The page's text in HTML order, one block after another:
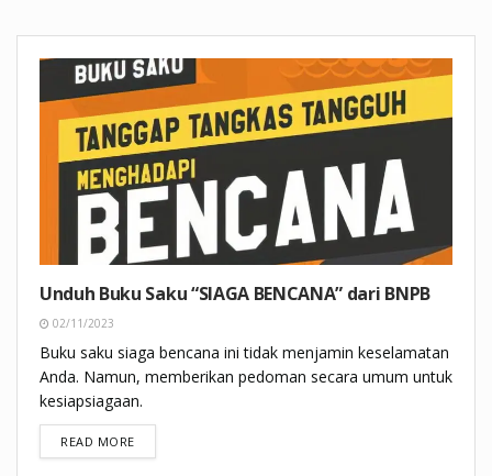
Unduh Buku Saku “SIAGA BENCANA” dari BNPB
02/11/2023
Buku saku siaga bencana ini tidak menjamin keselamatan
Anda. Namun, memberikan pedoman secara umum untuk
kesiapsiagaan.
READ MOREDETAILS